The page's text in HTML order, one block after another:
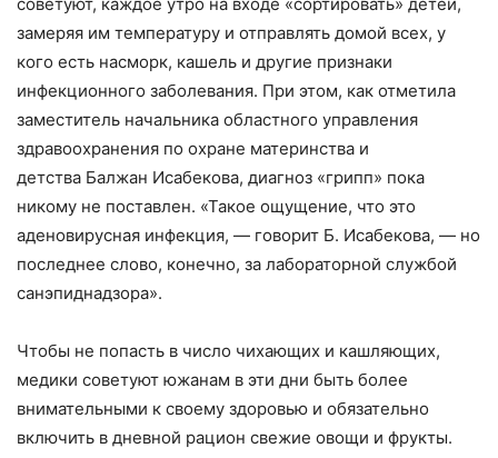
замеряя им температуру и отправлять домой всех, у
кого есть насморк, кашель и другие признаки
инфекционного заболевания. При этом, как отметила
заместитель начальника областного управления
здравоохранения по охране материнства и
детства Балжан Исабекова, диагноз «грипп» пока
никому не поставлен. «Такое ощущение, что это
аденовирусная инфекция, — говорит Б. Исабекова, — но
последнее слово, конечно, за лабораторной службой
санэпиднадзора».
Чтобы не попасть в число чихающих и кашляющих,
медики советуют южанам в эти дни быть более
внимательными к своему здоровью и обязательно
включить в дневной рацион свежие овощи и фрукты.